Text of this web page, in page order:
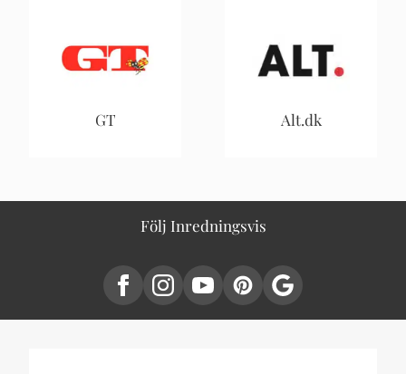
GT Alt.dk
Följ Inredningsvis